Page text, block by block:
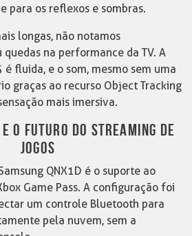
para os reflexos e sombras.
longas, não notamos
na performance da TV. A
é fluida, e o som, mesmo sem uma
graças ao recurso Object Tracking
mais imersiva.
O FUTURO DO STREAMING DE
JOGOS
QNX1D é o suporte ao
Game Pass. A configuração foi
um controle Bluetooth para
pela nuvem, sem a